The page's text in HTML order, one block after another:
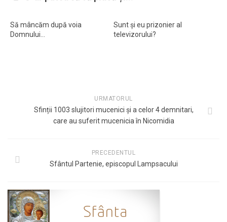
Să mâncăm după voia
Domnului…
Sunt şi eu prizonier al
televizorului?
URMATORUL
Sfinții 1003 slujitori mucenici și a celor 4 demnitari,
care au suferit mucenicia în Nicomidia
PRECEDENTUL
Sfântul Partenie, episcopul Lampsacului